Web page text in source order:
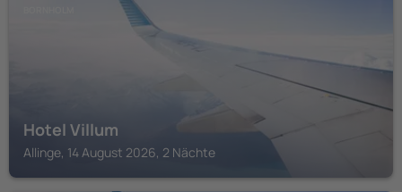
Hotel Villum
Allinge, 14 August 2026, 2 Nächte